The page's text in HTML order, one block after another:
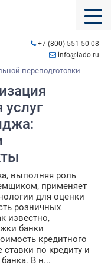
+7 (800) 551-50-08
info@iado.ru
переподготовки
услуг
выполняя роль
применяет
для оценки
розничных
известно,
банки
кредитного
по кредиту и
В н...